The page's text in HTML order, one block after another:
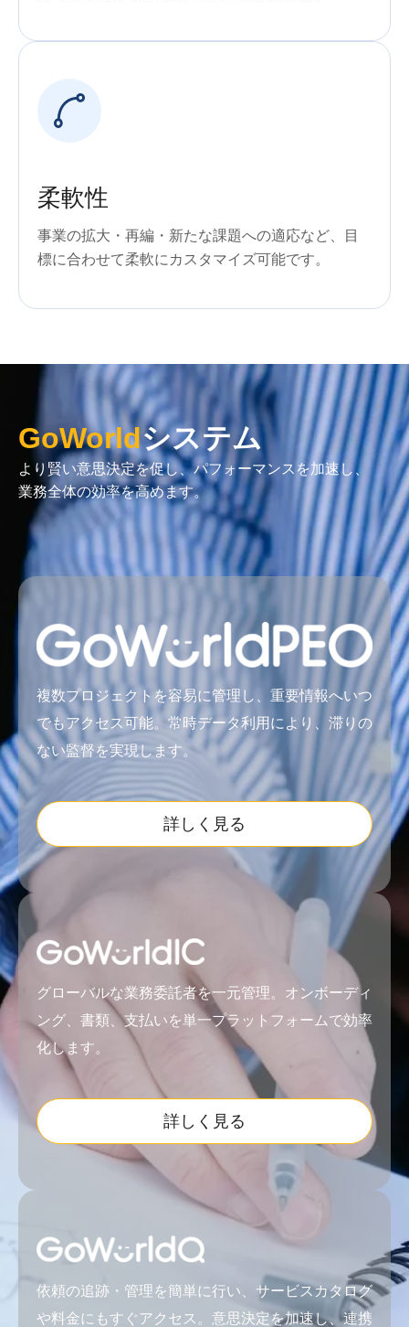
柔軟性
事業の拡大・再編・新たな課題への適応など、目
標に合わせて柔軟にカスタマイズ可能です。
GoWorldシステム
より賢い意思決定を促し、パフォーマンスを加速し、
業務全体の効率を高めます。
複数プロジェクトを容易に管理し、重要情報へいつ
でもアクセス可能。常時データ利用により、滞りの
ない監督を実現します。
詳しく見る
グローバルな業務委託者を一元管理。オンボーディ
ング、書類、支払いを単一プラットフォームで効率
化します。
詳しく見る
依頼の追跡・管理を簡単に行い、サービスカタログ
や料金にもすぐアクセス。意思決定を加速し、連携